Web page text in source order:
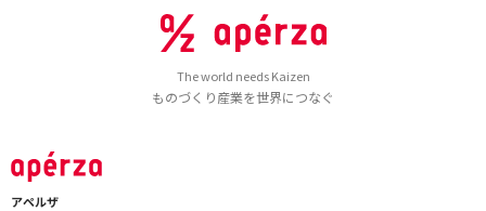
The world needs Kaizen
ものづくり産業を世界につなぐ
アペルザ